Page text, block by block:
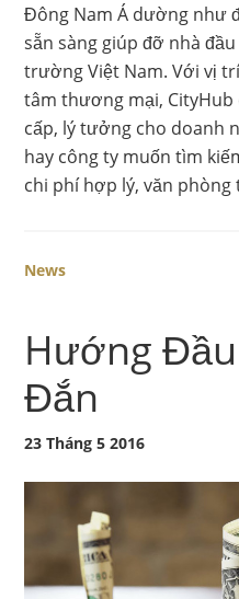
Đông Nam Á dường như
sẵn sàng giúp đỡ nhà
trường Việt Nam. Với vị
tâm thương mại, CityHub
cấp, lý tưởng cho doanh
hay công ty muốn tìm
chi phí hợp lý, văn
News
Hướng
Đắn
23 Tháng 5 2016